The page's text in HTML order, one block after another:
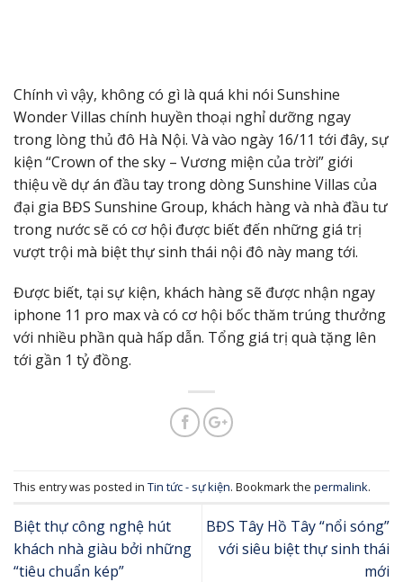
Chính vì vậy, không có gì là quá khi nói Sunshine
Wonder Villas chính huyền thoại nghỉ dưỡng ngay
trong lòng thủ đô Hà Nội. Và vào ngày 16/11 tới đây, sự
kiện “Crown of the sky – Vương miện của trời” giới
thiệu về dự án đầu tay trong dòng Sunshine Villas của
đại gia BĐS Sunshine Group, khách hàng và nhà đầu tư
trong nước sẽ có cơ hội được biết đến những giá trị
vượt trội mà biệt thự sinh thái nội đô này mang tới.
Được biết, tại sự kiện, khách hàng sẽ được nhận ngay
iphone 11 pro max và có cơ hội bốc thăm trúng thưởng
với nhiều phần quà hấp dẫn. Tổng giá trị quà tặng lên
tới gần 1 tỷ đồng.
This entry was posted in Tin tức - sự kiện. Bookmark the permalink.
Biệt thự công nghệ hút
khách nhà giàu bởi những
“tiêu chuẩn kép”
BĐS Tây Hồ Tây “nổi sóng”
với siêu biệt thự sinh thái
mới